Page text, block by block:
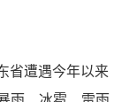
省遭遇今年以来